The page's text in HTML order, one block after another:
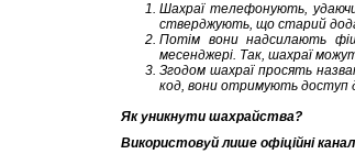
Шахраї телефонують,
стверджують, що старий
Потім вони надсилають
месенджері. Так, шахраї
Згодом шахраї просять
код, вони отримують доступ
Як уникнути шахрайства?
Використовуй лише офіційні